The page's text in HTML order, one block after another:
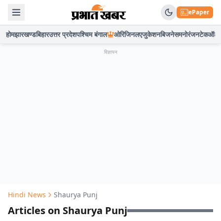
ePaper
होमझारखण्डबिहारउत्तर प्रदेशपश्चिम बंगाल ओरिजिनलएजुकेशनबिजनेसमनोरंजनटेकऑटो
विज्ञापन
Hindi News Shaurya Punj
Articles on Shaurya Punj